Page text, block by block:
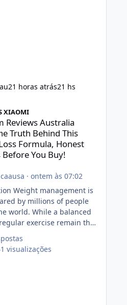
21 horas atrás21 hs
XIAOMI
Reviews Australia
Truth Behind This
Formula, Honest
Before You Buy!
· ontem às 07:02
Weight management is
by millions of people
world. While a balanced
exercise remain the
also explore dietary
for additional support.
visualizações